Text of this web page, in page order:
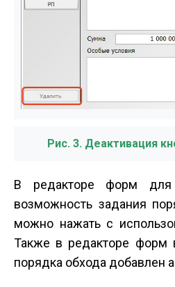
Рис. 3. Деактивация
В редакторе форм для
возможность задания
можно нажать с
Также в редакторе форм
порядка обхода добавлен